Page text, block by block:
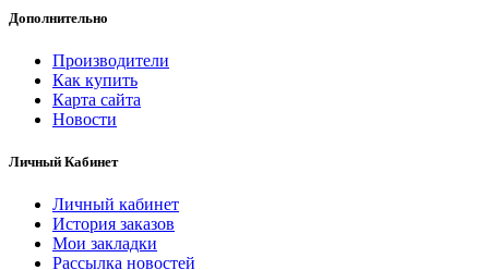
Дополнительно
Производители
Как купить
Карта сайта
Новости
Личный Кабинет
Личный кабинет
История заказов
Мои закладки
Рассылка новостей